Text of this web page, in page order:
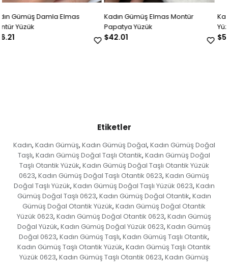
Kadın Gümüş Elmas Montür
Papatya Yüzük
$42.01
Kadın Gümüş Elmas Montür Çiçek
Yüzük
$56.71
Etiketler
Kadın, Kadın Gümüş, Kadın Gümüş Doğal, Kadın Gümüş Doğal
Taşlı, Kadın Gümüş Doğal Taşlı Otantik, Kadın Gümüş Doğal
Taşlı Otantik Yüzük, Kadın Gümüş Doğal Taşlı Otantik Yüzük
0623, Kadın Gümüş Doğal Taşlı Otantik 0623, Kadın Gümüş
Doğal Taşlı Yüzük, Kadın Gümüş Doğal Taşlı Yüzük 0623, Kadın
Gümüş Doğal Taşlı 0623, Kadın Gümüş Doğal Otantik, Kadın
Gümüş Doğal Otantik Yüzük, Kadın Gümüş Doğal Otantik
Yüzük 0623, Kadın Gümüş Doğal Otantik 0623, Kadın Gümüş
Doğal Yüzük, Kadın Gümüş Doğal Yüzük 0623, Kadın Gümüş
Doğal 0623, Kadın Gümüş Taşlı, Kadın Gümüş Taşlı Otantik,
Kadın Gümüş Taşlı Otantik Yüzük, Kadın Gümüş Taşlı Otantik
Yüzük 0623, Kadın Gümüş Taşlı Otantik 0623, Kadın Gümüş